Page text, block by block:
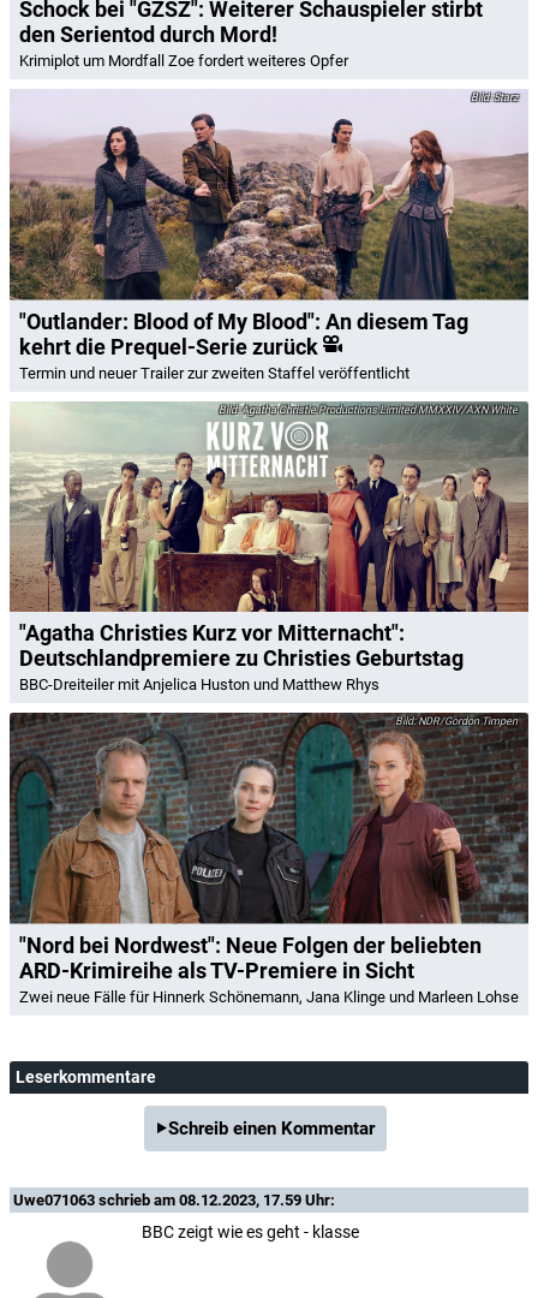
Schock bei "GZSZ": Weiterer Schauspieler stirbt
den Serientod durch Mord!
Krimiplot um Mordfall Zoe fordert weiteres Opfer
Starz
"Outlander: Blood of My Blood": An diesem Tag
kehrt die Prequel-Serie zurück
Termin und neuer Trailer zur zweiten Staffel veröffentlicht
Agatha Christie Productions Limited MMXXIV/AXN White
"Agatha Christies Kurz vor Mitternacht":
Deutschlandpremiere zu Christies Geburtstag
BBC-Dreiteiler mit Anjelica Huston und Matthew Rhys
NDR/Gordon Timpen
"Nord bei Nordwest": Neue Folgen der beliebten
ARD-Krimireihe als TV-Premiere in Sicht
Zwei neue Fälle für Hinnerk Schönemann, Jana Klinge und Marleen Lohse
Leserkommentare
Schreib einen Kommentar
Uwe071063 schrieb am 08.12.2023, 17.59 Uhr:
BBC zeigt wie es geht - klasse